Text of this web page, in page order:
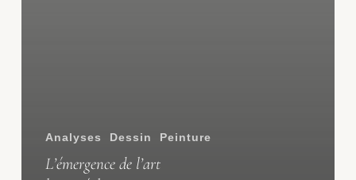
Analyses Dessin Peinture
L’émergence de l’art